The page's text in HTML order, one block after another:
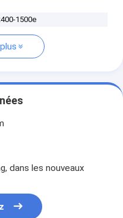
1500e
dans les nouveaux